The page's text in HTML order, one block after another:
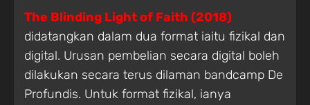
The Blinding Light of Faith (2018)
didatangkan dalam dua format iaitu fizikal dan
digital. Urusan pembelian secara digital boleh
dilakukan secara terus dilaman bandcamp De
Profundis. Untuk format fizikal, ianya